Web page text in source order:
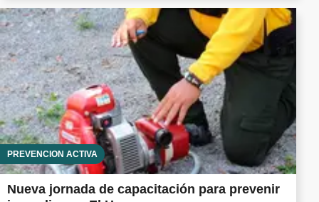
PREVENCIÓN ACTIVA
Nueva jornada de capacitación para prevenir